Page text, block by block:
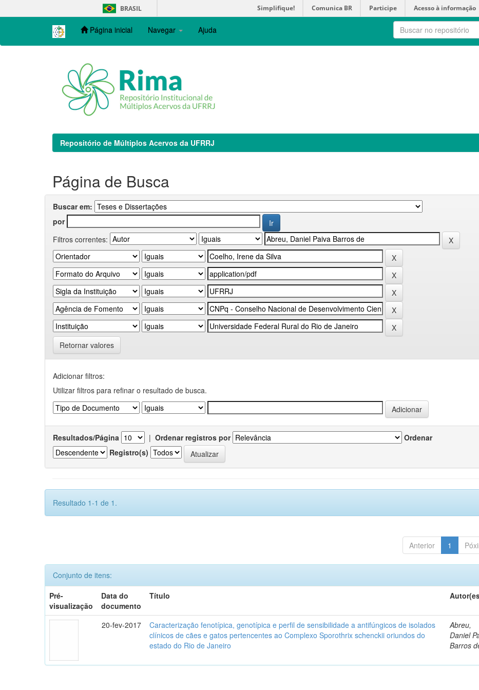
navigation
BRASIL Simplifique! Comunica BR Participe Acesso à informação
Página inicial Navegar Ajuda
Repositório de Múltiplos Acervos da UFRRJ
Página de Busca
Buscar em:
por
Filtros correntes:
Retornar valores
Adicionar filtros:
Utilizar filtros para refinar o resultado de busca.
Resultados/Página | Ordenar registros por
Ordenar
Registro(s)
Resultado 1-1 de 1.
Anterior 1
Conjunto de itens:
Pré-
visualização
Data do
documento
Título
20-fev-2017
Caracterização fenotípica, genotípica e perfil de sensibilidade a antifúngicos de isolados
clínicos de cães e gatos pertencentes ao Complexo Sporothrix schenckii oriundos do
estado do Rio de Janeiro
Abreu,
Daniel
Barros